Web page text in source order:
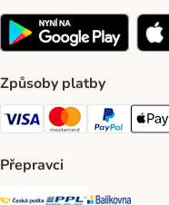
Způsoby platby
Visa Payment Method
Mastercard Payment
PayPal Apple
Přepravci
Česká pošta Shipping
PPL Shipping